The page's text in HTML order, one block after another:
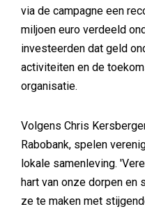
via de campagne een
miljoen euro verdeeld
investeerden dat geld
activiteiten en de
organisatie.
Volgens Chris
Rabobank, spelen
lokale samenleving.
hart van onze dorpen en
ze te maken met